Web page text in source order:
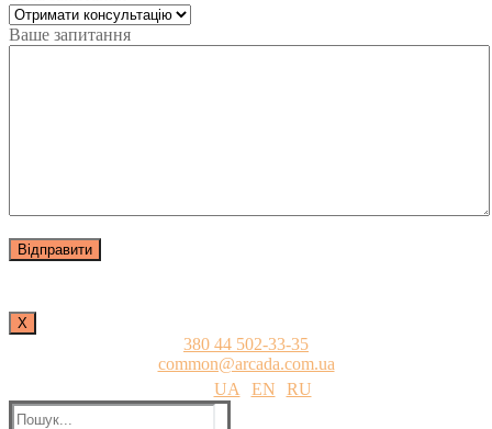
Ваше запитання
Х
380 44 502-33-35
common@arcada.com.ua
UA
EN
RU
Пошук: